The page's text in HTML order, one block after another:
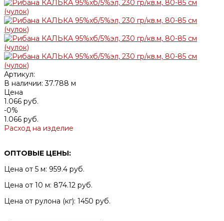
Артикул:
В наличии: 37.788 м
Цена
1.066 руб.
-0%
1.066 руб.
Расход на изделие
ОПТОВЫЕ ЦЕНЫ:
Цена от 5 м: 959.4 руб.
Цена от 10 м: 874.12 руб.
Цена от рулона (кг): 1450 руб.